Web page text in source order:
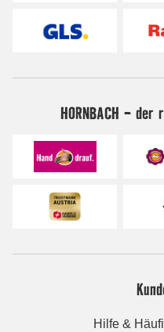
HORNBACH -
Hilfe &